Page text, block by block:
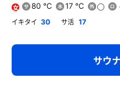
女 80 ℃ 17 ℃
イキタイ 30 サ活 17
サウ